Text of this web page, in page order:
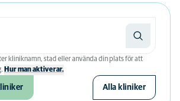
kliniknamn, stad eller använda din plats för att
Hur man aktiverar.
Alla kliniker